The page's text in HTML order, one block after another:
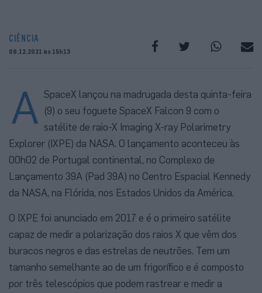
CIÊNCIA
09.12.2021 às 15h13
A SpaceX lançou na madrugada desta quinta-feira
(9) o seu foguete SpaceX Falcon 9 com o
satélite de raio-X Imaging X-ray Polarimetry
Explorer (IXPE) da NASA. O lançamento aconteceu às
00h02 de Portugal continental, no Complexo de
Lançamento 39A (Pad 39A) no Centro Espacial Kennedy
da NASA, na Flórida, nos Estados Unidos da América.
O IXPE foi anunciado em 2017 e é o primeiro satélite
capaz de medir a polarização dos raios X que vêm dos
buracos negros e das estrelas de neutrões. Tem um
tamanho semelhante ao de um frigorífico e é composto
por três telescópios que podem rastrear e medir a